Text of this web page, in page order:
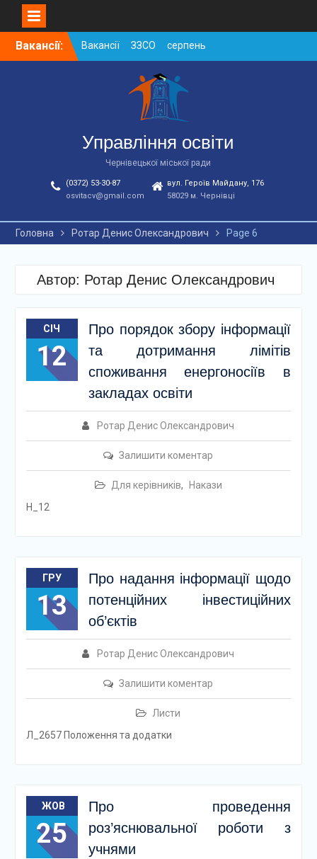
SkipВакансії:
Вакансії ЗЗСО серпень
2026
Вакансії ЗЗСО червень
Вакансії у ЗДО та
дошкільних підрозділах
ЗЗСО станом на
01.08.2026 р.
Управління освіти
Чернівецької міської ради
(0372) 53-30-87
osvitacv@gmail.com
вул. Героїв Майдану, 176
58029 м. Чернівці
Головна Ротар Денис Олександрович Page 6
Автор: Ротар Денис Олександрович
СІЧ
12
Про порядок збору інформації
та дотримання лімітів
споживання енергоносіїв в
закладах освіти
Ротар Денис Олександрович
Залишити коментар
Для керівників,
Накази
Н_12
ГРУ
13
Про надання інформації щодо
потенційних інвестиційних
об’єктів
Ротар Денис Олександрович
Залишити коментар
Листи
Л_2657 Положення та додатки
ЖОВ
25
Про проведення
роз’яснювальної роботи з
учнями